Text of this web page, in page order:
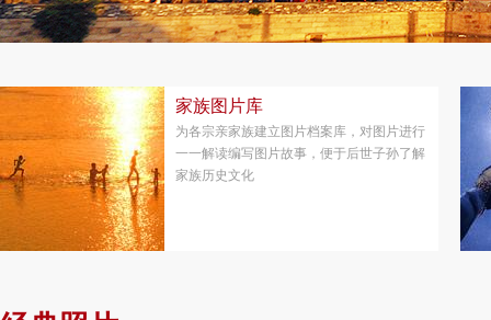
家族图片库
为各宗亲家族建立图片档案库，对图片进行
一一解读编写图片故事，便于后世子孙了解
家族历史文化